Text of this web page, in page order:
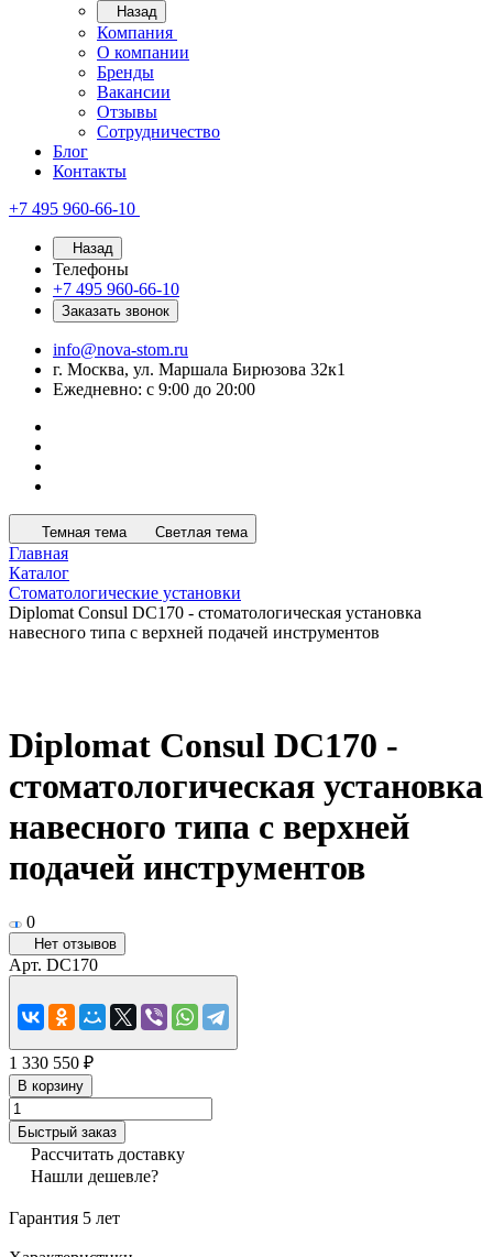
Назад
Компания
О компании
Бренды
Вакансии
Отзывы
Сотрудничество
Блог
Контакты
+7 495 960-66-10
Назад
Телефоны
+7 495 960-66-10
Заказать звонок
info@nova-stom.ru
г. Москва, ул. Маршала Бирюзова 32к1
Ежедневно: с 9:00 до 20:00
Темная тема Светлая тема
Главная
Каталог
Стоматологические установки
Diplomat Consul DC170 - стоматологическая установка
навесного типа с верхней подачей инструментов
Diplomat Consul DC170 -
стоматологическая установка
навесного типа с верхней
подачей инструментов
0
Нет отзывов
Арт. DC170
1 330 550 ₽
В корзину
Быстрый заказ
Рассчитать доставку
Нашли дешевле?
Гарантия 5 лет